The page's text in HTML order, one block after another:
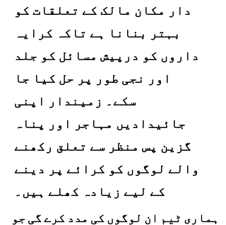
دار مکان مالک کے تعلقات کو
بہتر بنانا ہے تاکہ کرایہ
داروں کو درپیش مسائل کو جلد
اور نجی طور پر حل کیا جا
سکے۔ زمیندار اپنی
جائیدادیں مہاجر اور پناہ
گزین پس منظر سے تعلق رکھنے
والے لوگوں کو کرائے پر دینے
کے لیے زیادہ کھلے ہیں۔
ہماری ٹیم ان لوگوں کی مدد کرے گی جو